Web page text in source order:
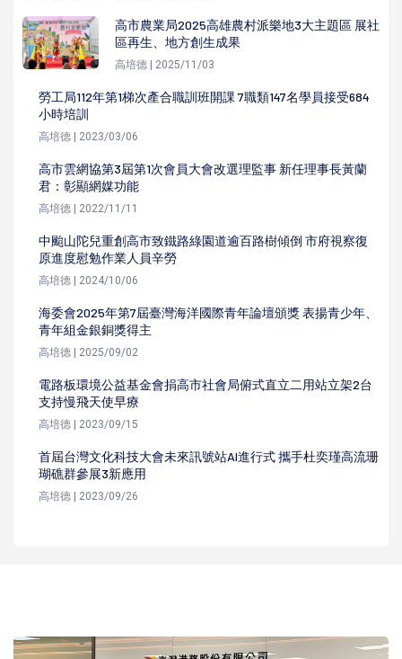
高市農業局2025高雄農村派樂地3大主題區 展社
區再生、地方創生成果
高培德 | 2025/11/03
勞工局112年第1梯次產合職訓班開課 7職類147名學員接受684
小時培訓
高培德 | 2023/03/06
高市雲網協第3屆第1次會員大會改選理監事 新任理事長黃蘭
君：彰顯網媒功能
高培德 | 2022/11/11
中颱山陀兒重創高市致鐵路綠園道逾百路樹傾倒 市府視察復
原進度慰勉作業人員辛勞
高培德 | 2024/10/06
海委會2025年第7屆臺灣海洋國際青年論壇頒獎 表揚青少年、
青年組金銀銅獎得主
高培德 | 2025/09/02
電路板環境公益基金會捐高市社會局俯式直立二用站立架2台
支持慢飛天使早療
高培德 | 2023/09/15
首屆台灣文化科技大會未來訊號站AI進行式 攜手杜奕瑾高流珊
瑚礁群參展3新應用
高培德 | 2023/09/26